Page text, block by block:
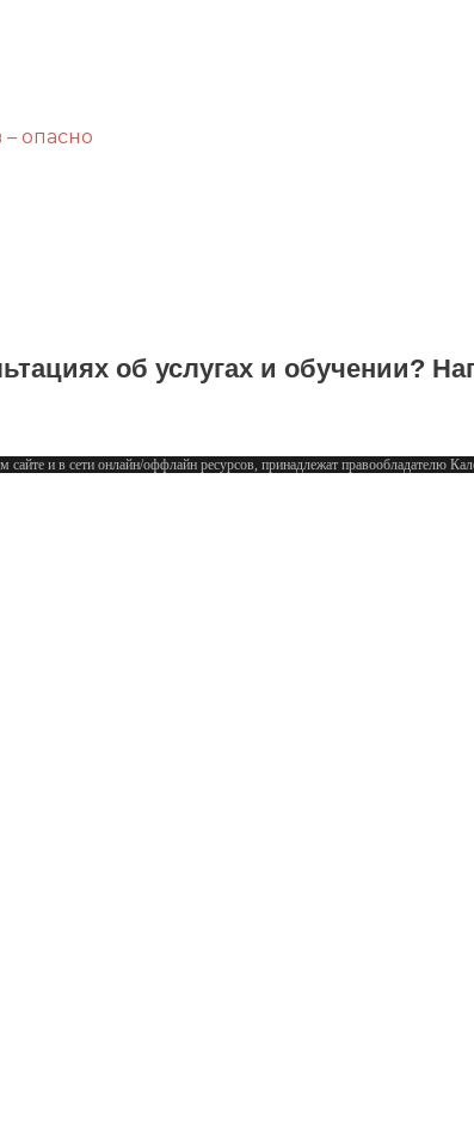
опасно
об услугах и обучении?
сайте и в сети онлайн/оффлайн ресурсов, принадлежат правообладателю